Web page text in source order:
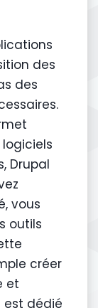
des
des
Drupal
vous
outils
créer
et
est dédié